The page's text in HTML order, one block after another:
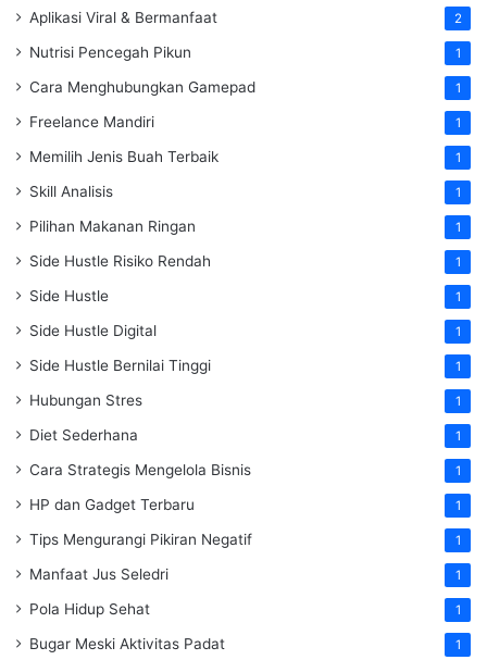
Aplikasi Viral & Bermanfaat 2
Nutrisi Pencegah Pikun 1
Cara Menghubungkan Gamepad 1
Freelance Mandiri 1
Memilih Jenis Buah Terbaik 1
Skill Analisis 1
Pilihan Makanan Ringan 1
Side Hustle Risiko Rendah 1
Side Hustle 1
Side Hustle Digital 1
Side Hustle Bernilai Tinggi 1
Hubungan Stres 1
Diet Sederhana 1
Cara Strategis Mengelola Bisnis 1
HP dan Gadget Terbaru 1
Tips Mengurangi Pikiran Negatif 1
Manfaat Jus Seledri 1
Pola Hidup Sehat 1
Bugar Meski Aktivitas Padat 1